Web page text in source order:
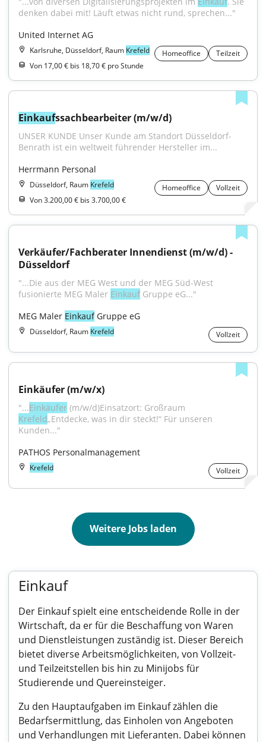
denken dabei mit! Läuft etwas nicht rund, sprechen..."
United Internet AG
Karlsruhe, Düsseldorf, Raum Krefeld Homeoffice
Teilzeit
Von 17,00 € bis 18,70 € pro Stunde
Einkaufssachbearbeiter (m/w/d)
UNSER KUNDE Unser Kunde am Standort Düsseldorf-
Benrath ist ein weltweit führender Hersteller im...
Herrmann Personal
Düsseldorf, Raum Krefeld Homeoffice
Vollzeit
Von 3.200,00 € bis 3.700,00 €
Verkäufer/Fachberater Innendienst (m/w/d) -
Düsseldorf
"...Die aus der MEG West und der MEG Süd-West
fusionierte MEG Maler Einkauf Gruppe eG..."
MEG Maler Einkauf Gruppe eG
Düsseldorf, Raum Krefeld Vollzeit
Einkäufer (m/w/x)
"...Einkäufer
Krefeld„Entdecke, was in dir steckt!“ Für unseren
Kunden..."
PATHOS Personalmanagement
Krefeld Vollzeit
Weitere Jobs laden
Einkauf
Der Einkauf spielt eine entscheidende Rolle in der
Wirtschaft, da er für die Beschaffung von Waren
und Dienstleistungen zuständig ist. Dieser Bereich
bietet diverse Arbeitsmöglichkeiten, von Vollzeit-
und Teilzeitstellen bis hin zu Minijobs für
Studierende und Quereinsteiger.
Zu den Hauptaufgaben im Einkauf zählen die
Bedarfsermittlung, das Einholen von Angeboten
und Verhandlungen mit Lieferanten. Dabei können